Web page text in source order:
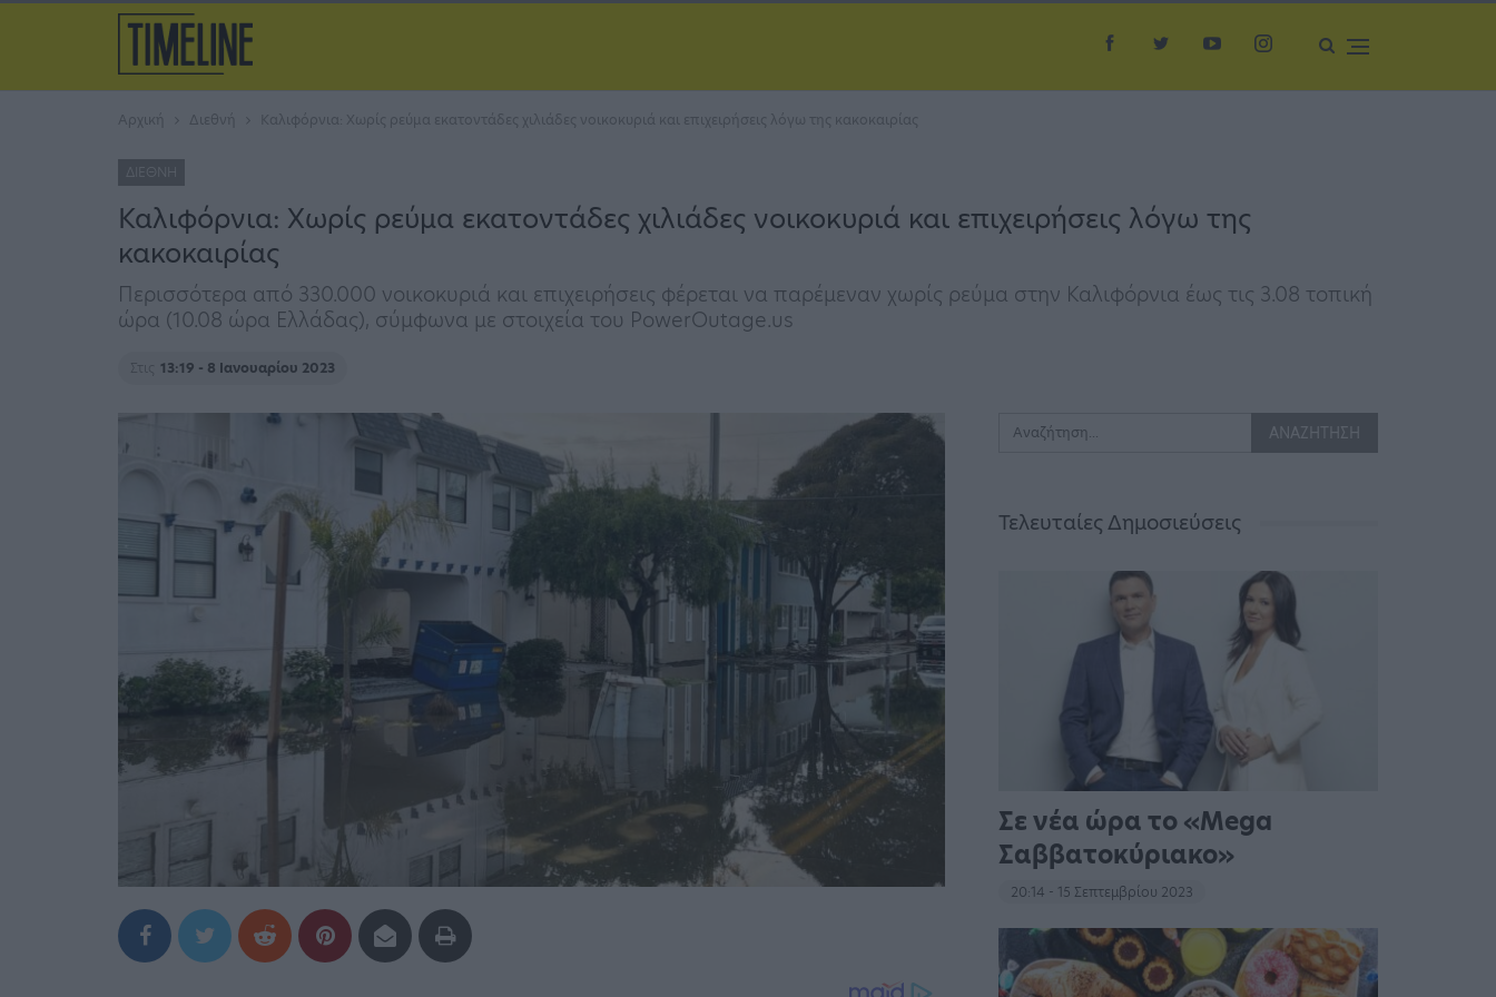
Αρχική Διεθνή Καλιφόρνια: Χωρίς ρεύμα εκατοντάδες χιλιάδες νοικοκυριά και επιχειρήσεις λόγω της κακοκαιρίας
ΔΙΕΘΝΉ
Καλιφόρνια: Χωρίς ρεύμα εκατοντάδες χιλιάδες νοικοκυριά και επιχειρήσεις λόγω της
κακοκαιρίας
Περισσότερα από 330.000 νοικοκυριά και επιχειρήσεις φέρεται να παρέμεναν χωρίς ρεύμα στην Καλιφόρνια έως τις 3.08 τοπική
ώρα (10.08 ώρα Ελλάδας), σύμφωνα με στοιχεία του PowerOutage.us
Στις 13:19 - 8 Ιανουαρίου 2023
Τελευταίες Δημοσιεύσεις
Σε νέα ώρα το «Mega
Σαββατοκύριακο»
20:14 - 15 Σεπτεμβρίου 2023